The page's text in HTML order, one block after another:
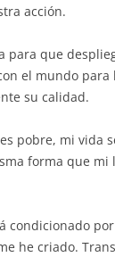
acción.
para que
el mundo
su calidad.
pobre, mi vida
forma que
condicionado
he criado.